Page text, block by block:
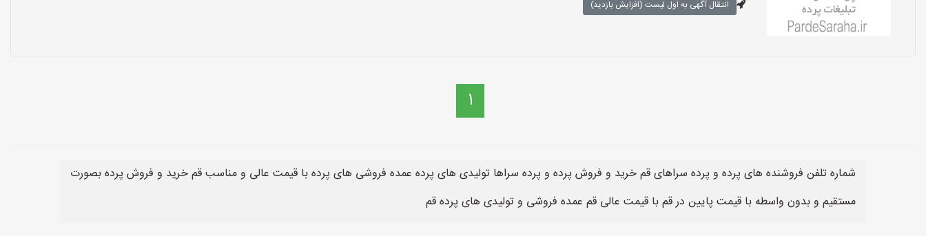
انتقال آگهی به اول لیست (افزایش بازدید)
1
شماره تلفن فروشنده های پرده و پرده سراهای قم خرید و فروش پرده و پرده سراها تولیدی های پرده عمده فروشی های پرده با قیمت عالی و مناسب قم خرید و فروش پرده بصورت
مستقیم و بدون واسطه با قیمت پایین در قم با قیمت عالی قم عمده فروشی و تولیدی های پرده قم